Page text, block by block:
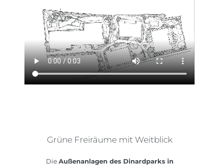
Grüne Freiräume mit Weitblick
DieAußenanlagen des Dinardparks in